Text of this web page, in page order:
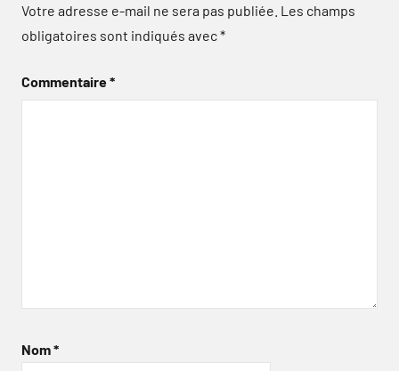
Votre adresse e-mail ne sera pas publiée. Les champs
obligatoires sont indiqués avec*
Commentaire*
Nom*